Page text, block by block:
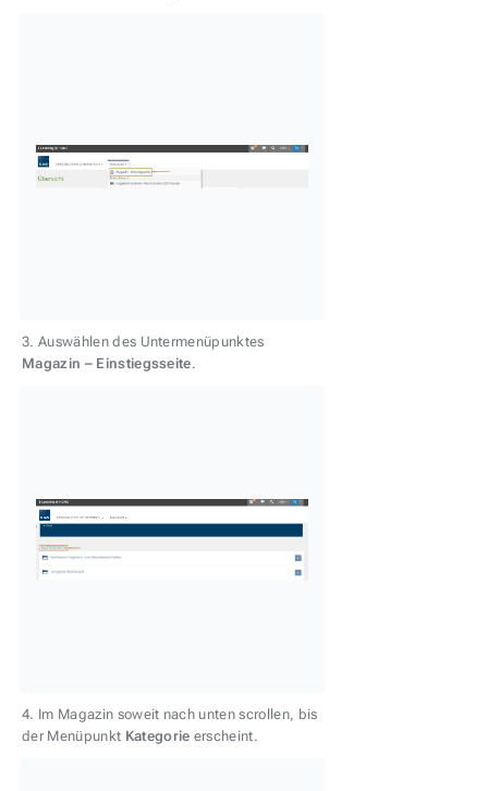
3. Auswählen des Untermenüpunktes
Magazin – Einstiegsseite.
4. Im Magazin soweit nach unten scrollen, bis
der Menüpunkt Kategorie erscheint.